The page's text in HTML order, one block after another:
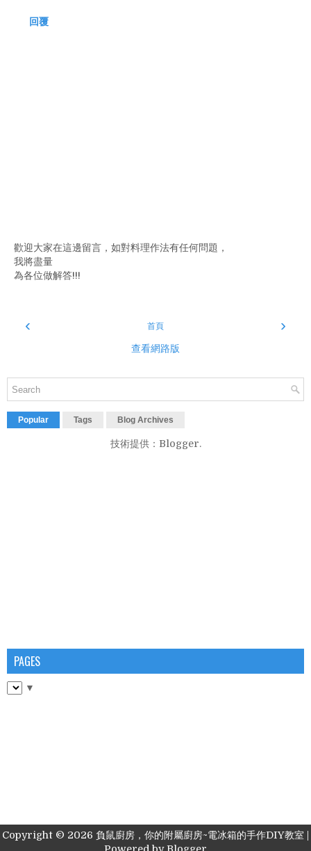
回覆
歡迎大家在這邊留言，如對料理作法有任何問題，
我將盡量
為各位做解答!!!
‹ ›
首頁
查看網路版
Popular Tags Blog Archives
技術提供： Blogger.
PAGES
▼
Copyright © 2026 負鼠廚房，你的附屬廚房~電冰箱的手作DIY教室 |
Powered byBlogger